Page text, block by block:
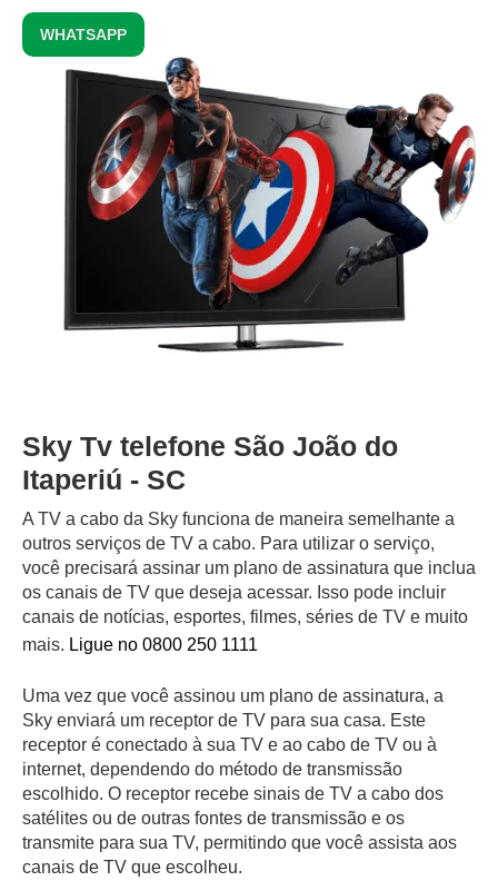
WHATSAPP
Sky Tv telefone São João do
Itaperiú - SC
A TV a cabo da Sky funciona de maneira semelhante a
outros serviços de TV a cabo. Para utilizar o serviço,
você precisará assinar um plano de assinatura que inclua
os canais de TV que deseja acessar. Isso pode incluir
canais de notícias, esportes, filmes, séries de TV e muito
mais. Ligue no 0800 250 1111
Uma vez que você assinou um plano de assinatura, a
Sky enviará um receptor de TV para sua casa. Este
receptor é conectado à sua TV e ao cabo de TV ou à
internet, dependendo do método de transmissão
escolhido. O receptor recebe sinais de TV a cabo dos
satélites ou de outras fontes de transmissão e os
transmite para sua TV, permitindo que você assista aos
canais de TV que escolheu.